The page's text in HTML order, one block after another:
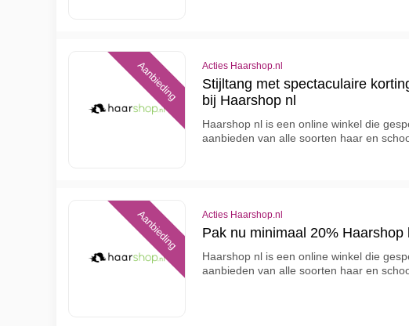
Aanbieding Acties Haarshop.nl
Stijltang met spectaculaire
bij Haarshop nl
Haarshop nl is een online winkel die
aanbieden van alle soorten haar en
Aanbieding Acties Haarshop.nl
Pak nu minimaal 20% Haarshop
Haarshop nl is een online winkel die
aanbieden van alle soorten haar en